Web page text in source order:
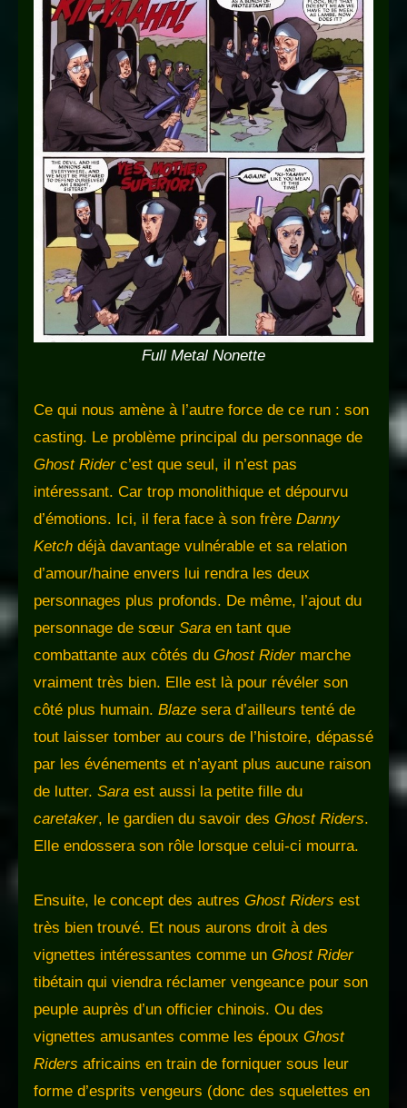
Full Metal Nonette
Ce qui nous amène à l’autre force de ce run : son
casting. Le problème principal du personnage de
Ghost Rider c’est que seul, il n’est pas
intéressant. Car trop monolithique et dépourvu
d’émotions. Ici, il fera face à son frère Danny
Ketch déjà davantage vulnérable et sa relation
d’amour/haine envers lui rendra les deux
personnages plus profonds. De même, l’ajout du
personnage de sœur Sara en tant que
combattante aux côtés du Ghost Rider marche
vraiment très bien. Elle est là pour révéler son
côté plus humain. Blaze sera d’ailleurs tenté de
tout laisser tomber au cours de l’histoire, dépassé
par les événements et n’ayant plus aucune raison
de lutter. Sara est aussi la petite fille du
caretaker, le gardien du savoir des Ghost Riders.
Elle endossera son rôle lorsque celui-ci mourra.
Ensuite, le concept des autres Ghost Riders est
très bien trouvé. Et nous aurons droit à des
vignettes intéressantes comme un Ghost Rider
tibétain qui viendra réclamer vengeance pour son
peuple auprès d’un officier chinois. Ou des
vignettes amusantes comme les époux Ghost
Riders africains en train de forniquer sous leur
forme d’esprits vengeurs (donc des squelettes en